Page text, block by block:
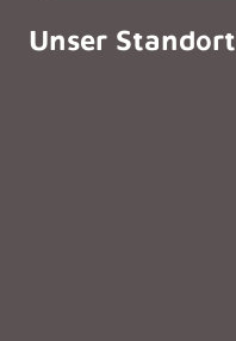
Unser Standort